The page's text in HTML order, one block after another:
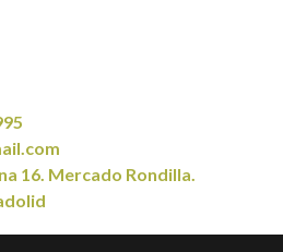
16. Mercado Rondilla.